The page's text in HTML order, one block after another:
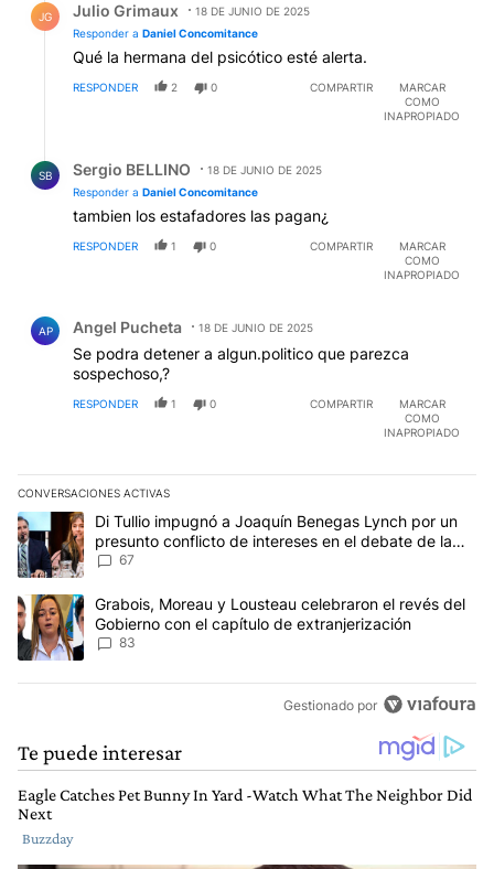
JG Julio Grimaux
18 DE JUNIO DE 2025
Responder a Daniel Concomitance
Qué la hermana del psicótico esté alerta.
RESPONDER 2 0 COMPARTIR
MARCAR
COMO
INAPROPIADO
SB Sergio BELLINO
18 DE JUNIO DE 2025
Responder a Daniel Concomitance
tambien los estafadores las pagan¿
RESPONDER 1 0 COMPARTIR
MARCAR
COMO
INAPROPIADO
AP Angel Pucheta 18 DE JUNIO DE 2025
Se podra detener a algun.politico que parezca
sospechoso,?
RESPONDER 1 0 COMPARTIR
MARCAR
COMO
INAPROPIADO
CONVERSACIONES ACTIVAS
Este listado muestra los artículos con más comentarios en los
Un artículo de tendencia con el título "Di Tullio impugnó a
Di Tullio impugnó a Joaquín Benegas Lynch por un
presunto conflicto de intereses en el debate de la
Ley de Tierras
67
Un artículo de tendencia con el título "Grabois, Moreau y
Grabois, Moreau y Lousteau celebraron el revés del
Gobierno con el capítulo de extranjerización
83
Gestionado por